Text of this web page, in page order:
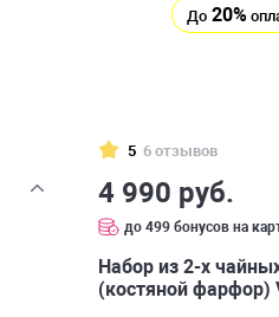
До 20%
5 6 отзывов
4 990 руб.
до 499 бонусов на
Набор из 2-х
(костяной фарфор)